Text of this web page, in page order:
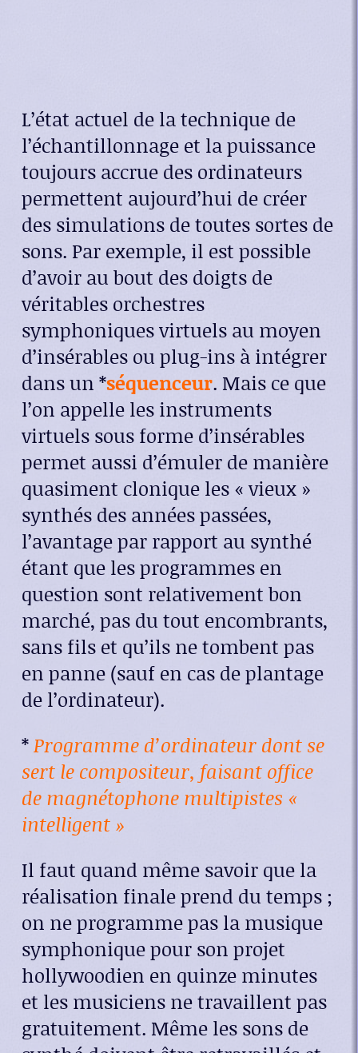
L’état actuel de la technique de
l’échantillonnage et la puissance
toujours accrue des ordinateurs
permettent aujourd’hui de créer
des simulations de toutes sortes de
sons. Par exemple, il est possible
d’avoir au bout des doigts de
véritables orchestres
symphoniques virtuels au moyen
d’insérables ou plug-ins à intégrer
dans un *séquenceur. Mais ce que
l’on appelle les instruments
virtuels sous forme d’insérables
permet aussi d’émuler de manière
quasiment clonique les « vieux »
synthés des années passées,
l’avantage par rapport au synthé
étant que les programmes en
question sont relativement bon
marché, pas du tout encombrants,
sans fils et qu’ils ne tombent pas
en panne (sauf en cas de plantage
de l’ordinateur).
*Programme d’ordinateur dont se
sert le compositeur, faisant office
de magnétophone multipistes «
intelligent »
Il faut quand même savoir que la
réalisation finale prend du temps ;
on ne programme pas la musique
symphonique pour son projet
hollywoodien en quinze minutes
et les musiciens ne travaillent pas
gratuitement. Même les sons de